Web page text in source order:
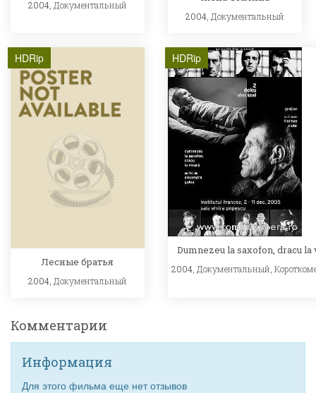
2004, Документальный
2004, Документальный
HDRip
Лесные братья
2004, Документальный
HDRip
Dumnezeu la saxofon, dracu la
2004, Документальный ,
Комментарии
Информация
Для этого фильма еще нет отзывов